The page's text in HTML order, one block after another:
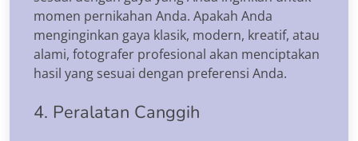
momen pernikahan Anda. Apakah Anda
menginginkan gaya klasik, modern, kreatif, atau
alami, fotografer profesional akan menciptakan
hasil yang sesuai dengan preferensi Anda.
4. Peralatan Canggih